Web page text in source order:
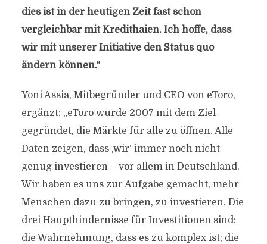
dies ist in der heutigen Zeit fast schon
vergleichbar mit Kredithaien. Ich hoffe, dass
wir mit unserer Initiative den Status quo
ändern können.“
Yoni Assia, Mitbegründer und CEO von eToro,
ergänzt: „eToro wurde 2007 mit dem Ziel
gegründet, die Märkte für alle zu öffnen. Alle
Daten zeigen, dass ‚wir‘ immer noch nicht
genug investieren – vor allem in Deutschland.
Wir haben es uns zur Aufgabe gemacht, mehr
Menschen dazu zu bringen, zu investieren. Die
drei Haupthindernisse für Investitionen sind:
die Wahrnehmung, dass es zu komplex ist; die